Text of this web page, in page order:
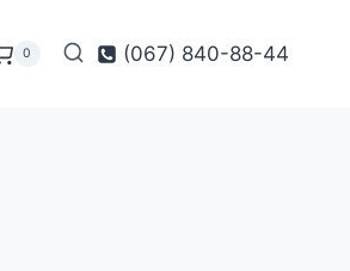
0 (067) 840-88-44